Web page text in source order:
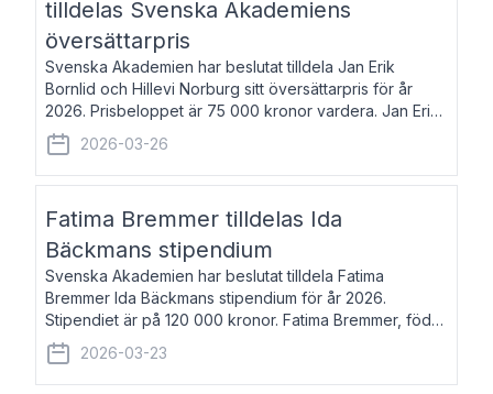
tilldelas Svenska Akademiens
översättarpris
Svenska Akademien har beslutat tilldela Jan Erik
Bornlid och Hillevi Norburg sitt översättarpris för år
2026. Prisbeloppet är 75 000 kronor vardera. Jan Erik
Bornlid, född 1947, är översättare från tyska. Han är
främst känd för sina översät
2026-03-26
Fatima Bremmer tilldelas Ida
Bäckmans stipendium
Svenska Akademien har beslutat tilldela Fatima
Bremmer Ida Bäckmans stipendium för år 2026.
Stipendiet är på 120 000 kronor. Fatima Bremmer, född
1977, är journalist och författare. Hon utkom i fjol med
boken Ligan. Klarakvarterens blodsyst
2026-03-23